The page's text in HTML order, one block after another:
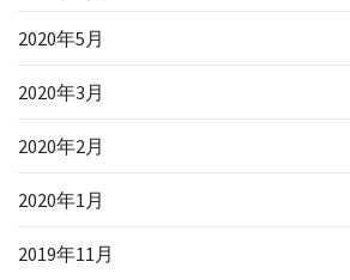
2020年5月
2020年3月
2020年2月
2020年1月
2019年11月